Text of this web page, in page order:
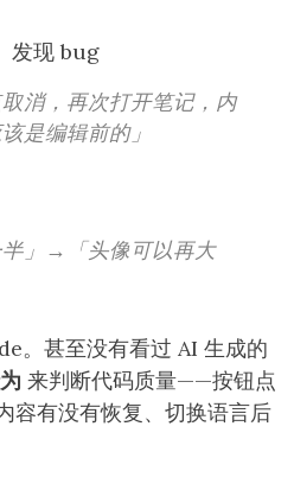
发现 bug
取消，再次打开笔记，内
是编辑前的」
半」→「头像可以再大
。甚至没有看过 AI 生成的
来判断代码质量——按钮点
容有没有恢复、切换语言后